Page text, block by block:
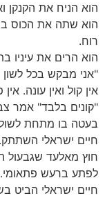
הוא הניח את הקנקן
הוא שתה את הכוס
רוח.
הוא הרים את עיניו
"אני מבקש בכל
אין קול ואין עונה.
"קונים בלבד" אמר
בעטה בו מתחת
חיים ישראלי
חוץ מאלעד שגבעול
לפתע ברעש פתאומי.
חיים ישראלי הביט